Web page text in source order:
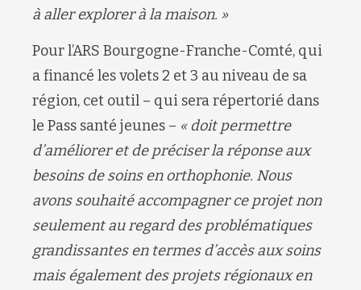
à aller explorer à la maison. »
Pour l’ARS Bourgogne-Franche-Comté, qui
a financé les volets 2 et 3 au niveau de sa
région, cet outil – qui sera répertorié dans
le Pass santé jeunes – « doit permettre
d’améliorer et de préciser la réponse aux
besoins de soins en orthophonie. Nous
avons souhaité accompagner ce projet non
seulement au regard des problématiques
grandissantes en termes d’accès aux soins
mais également des projets régionaux en